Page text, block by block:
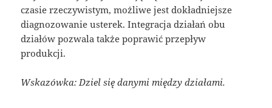
czasie rzeczywistym, możliwe jest dokładniejsze
diagnozowanie usterek. Integracja działań obu
działów pozwala także poprawić przepływ
produkcji.
Wskazówka: Dziel się danymi między działami.